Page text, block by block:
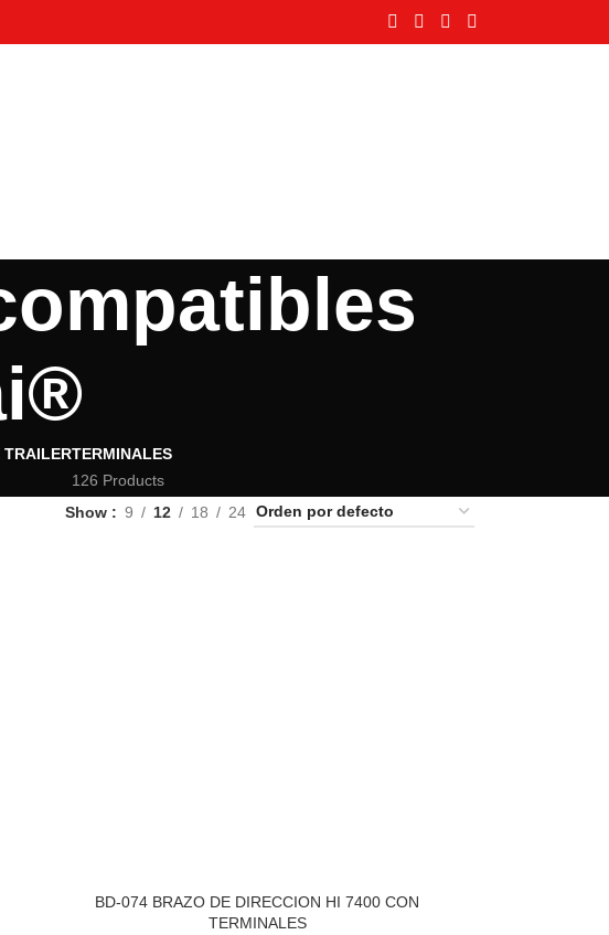
TRAILERTERMINALES
126 Products
Show 9 12 18 24
BD-074 BRAZO DE DIRECCION HI 7400 CON
TERMINALES